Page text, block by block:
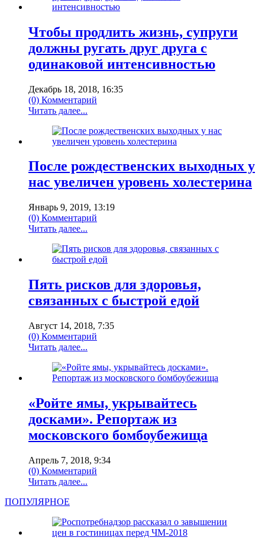
Чтобы продлить жизнь, супруги
должны ругать друг друга с
одинаковой интенсивностью
Декабрь 18, 2018, 16:35
(0) Комментарий
Читать далее...
После рождественских выходных у
нас увеличен уровень холестерина
Январь 9, 2019, 13:19
(0) Комментарий
Читать далее...
Пять рисков для здоровья,
связанных с быстрой едой
Август 14, 2018, 7:35
(0) Комментарий
Читать далее...
«Ройте ямы, укрывайтесь
досками». Репортаж из
московского бомбоубежища
Апрель 7, 2018, 9:34
(0) Комментарий
Читать далее...
ПОПУЛЯРНОЕ